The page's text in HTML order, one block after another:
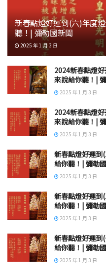
新春點燈好運到(六)年度
聽！| 彌勒國新聞
2025 年 1 月 3 日
2024新春點燈
來說給你聽！|
2025 年 1 月 3 日
2024新春點燈
來說給你聽！|
2025 年 1 月 3 日
新春點燈好運到
給你聽！| 彌勒
2025 年 1 月 3 日
新春點燈好運到
給你聽！| 彌勒
2025 年 1 月 3 日
新春點燈好運到
給你聽！| 彌勒
2025 年 1 月 3 日